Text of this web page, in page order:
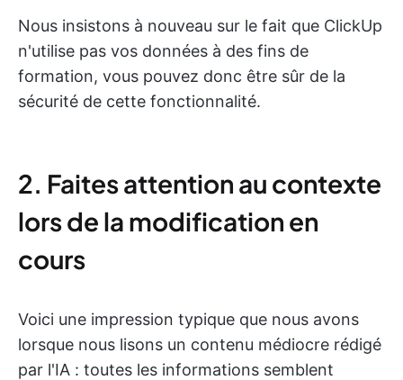
Nous insistons à nouveau sur le fait que ClickUp
n'utilise pas vos données à des fins de
formation, vous pouvez donc être sûr de la
sécurité de cette fonctionnalité.
2. Faites attention au contexte
lors de la modification en
cours
Voici une impression typique que nous avons
lorsque nous lisons un contenu médiocre rédigé
par l'IA : toutes les informations semblent